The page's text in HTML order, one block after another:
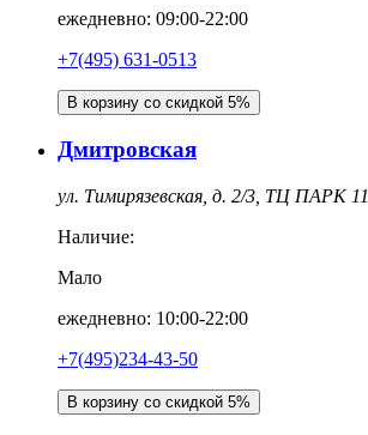
ежедневно: 09:00-22:00
+7(495) 631-0513
В корзину со скидкой 5%
Дмитровская
ул. Тимирязевская, д. 2/3, ТЦ ПАРК 11
Наличие:
Мало
ежедневно: 10:00-22:00
+7(495)234-43-50
В корзину со скидкой 5%